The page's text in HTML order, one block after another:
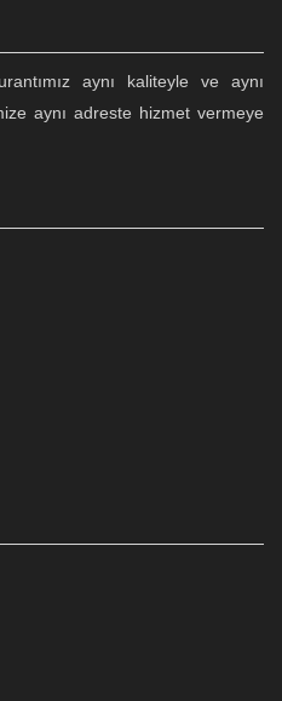
aynı kaliteyle ve aynı
aynı adreste hizmet vermeye